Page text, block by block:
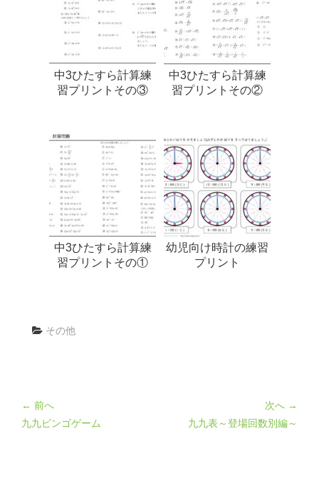
中3ひたすら計算練
習プリントその③
中3ひたすら計算練
習プリントその②
中3ひたすら計算練
習プリントその①
幼児向け時計の練習
プリント
その他
← 前へ
九九ビンゴゲーム
次へ →
九九表～登場回数別編～